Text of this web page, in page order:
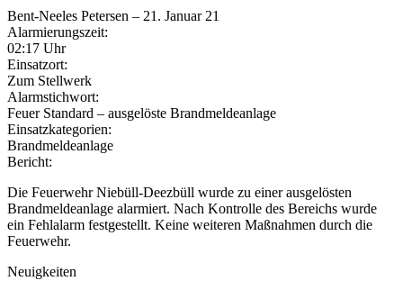
Bent-Neeles Petersen – 21. Januar 21
Alarmierungszeit:
02:17 Uhr
Einsatzort:
Zum Stellwerk
Alarmstichwort:
Feuer Standard – ausgelöste Brandmeldeanlage
Einsatzkategorien:
Brandmeldeanlage
Bericht:
Die Feuerwehr Niebüll-Deezbüll wurde zu einer ausgelösten
Brandmeldeanlage alarmiert. Nach Kontrolle des Bereichs wurde
ein Fehlalarm festgestellt. Keine weiteren Maßnahmen durch die
Feuerwehr.
Neuigkeiten